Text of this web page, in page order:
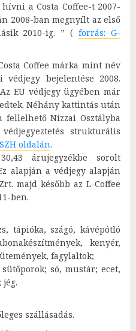
a Costa Coffee-t 2007-
2008-ban megnyílt az első
2010-ig. ” (forrás: G-
Coffee márka mint név
védjegy bejelentése 2008.
EU védjegy ügyében már
Néhány kattintás után
Nizzai Osztályba
strukturális
oldalán.
árujegyzékbe sorolt
alapján a védjegy alapján
majd később az L-Coffee
ben.
tápióka, szágó, kávépótló
kenyér,
fagylaltok;
só, mustár; ecet,
jég.
szállásadás.